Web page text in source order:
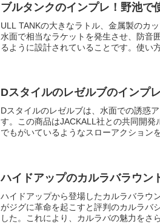
ブルタンクのインプレ！野池で
ULL TANKの大きなラトル、金属製のカ
水面で相当なラケットを発生させ、防音
るように設計されていることです。使い
Dスタイルのレゼルブのインプ
Dスタイルのレゼルブは、水面での誘惑
す。この商品はJACKALL社との共同開
でもがいているようなスローアクション
ハイドアップのカルラバラウン
ハイドアップから登場したカルラバラウ
がジグに革命を起こすと評判のカルラバ
した。これにより、カルラバの魅力をさ